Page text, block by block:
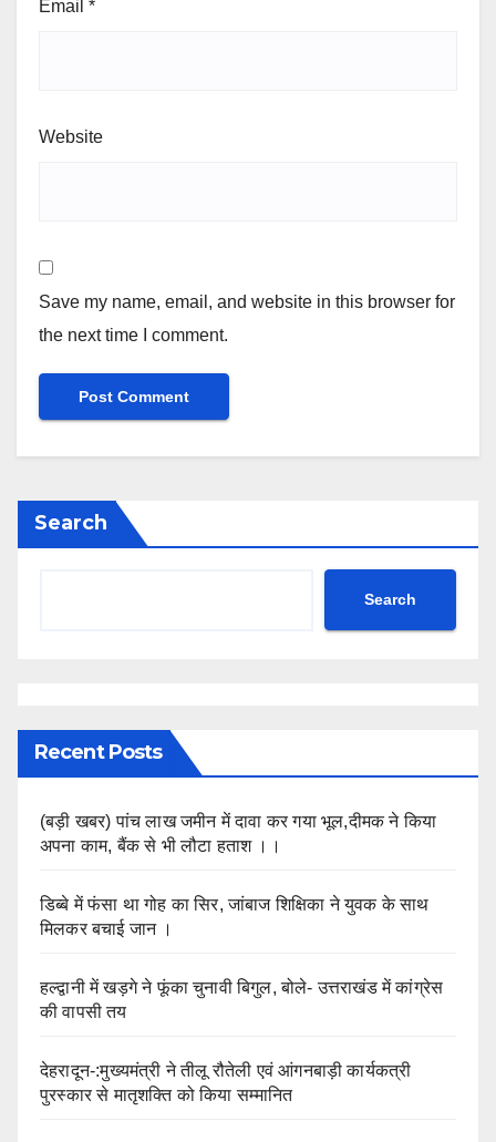
Email *
Website
Save my name, email, and website in this browser for
the next time I comment.
Search
Search
Recent Posts
(बड़ी खबर) पांच लाख जमीन में दावा कर गया भूल,दीमक ने किया
अपना काम, बैंक से भी लौटा हताश ।।
डिब्बे में फंसा था गोह का सिर, जांबाज शिक्षिका ने युवक के साथ
मिलकर बचाई जान ।
हल्द्वानी में खड़गे ने फूंका चुनावी बिगुल, बोले- उत्तराखंड में कांग्रेस
की वापसी तय
देहरादून-:मुख्यमंत्री ने तीलू रौतेली एवं आंगनबाड़ी कार्यकत्री
पुरस्कार से मातृशक्ति को किया सम्मानित